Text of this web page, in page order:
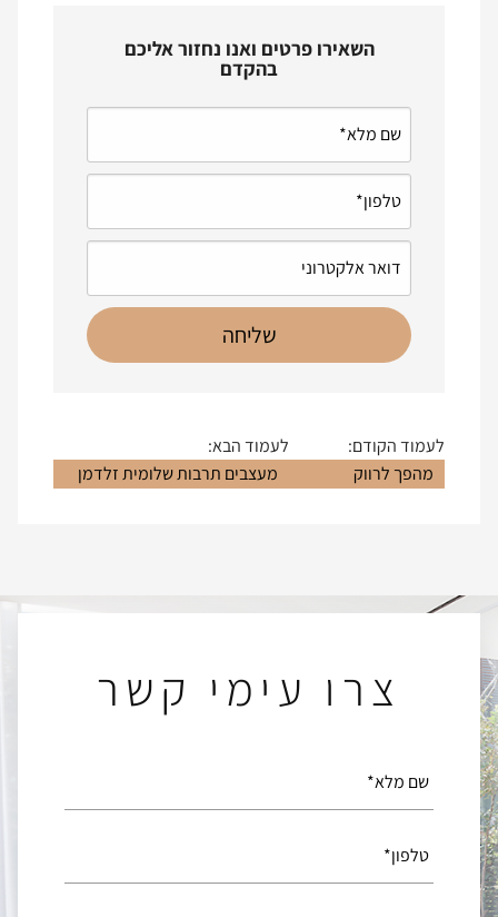
השאירו פרטים ואנו נחזור אליכם
בהקדם
לעמוד הקודם:
מהפך לרווק
לעמוד הבא:
מעצבים תרבות שלומית זלדמן
צרו עימי קשר